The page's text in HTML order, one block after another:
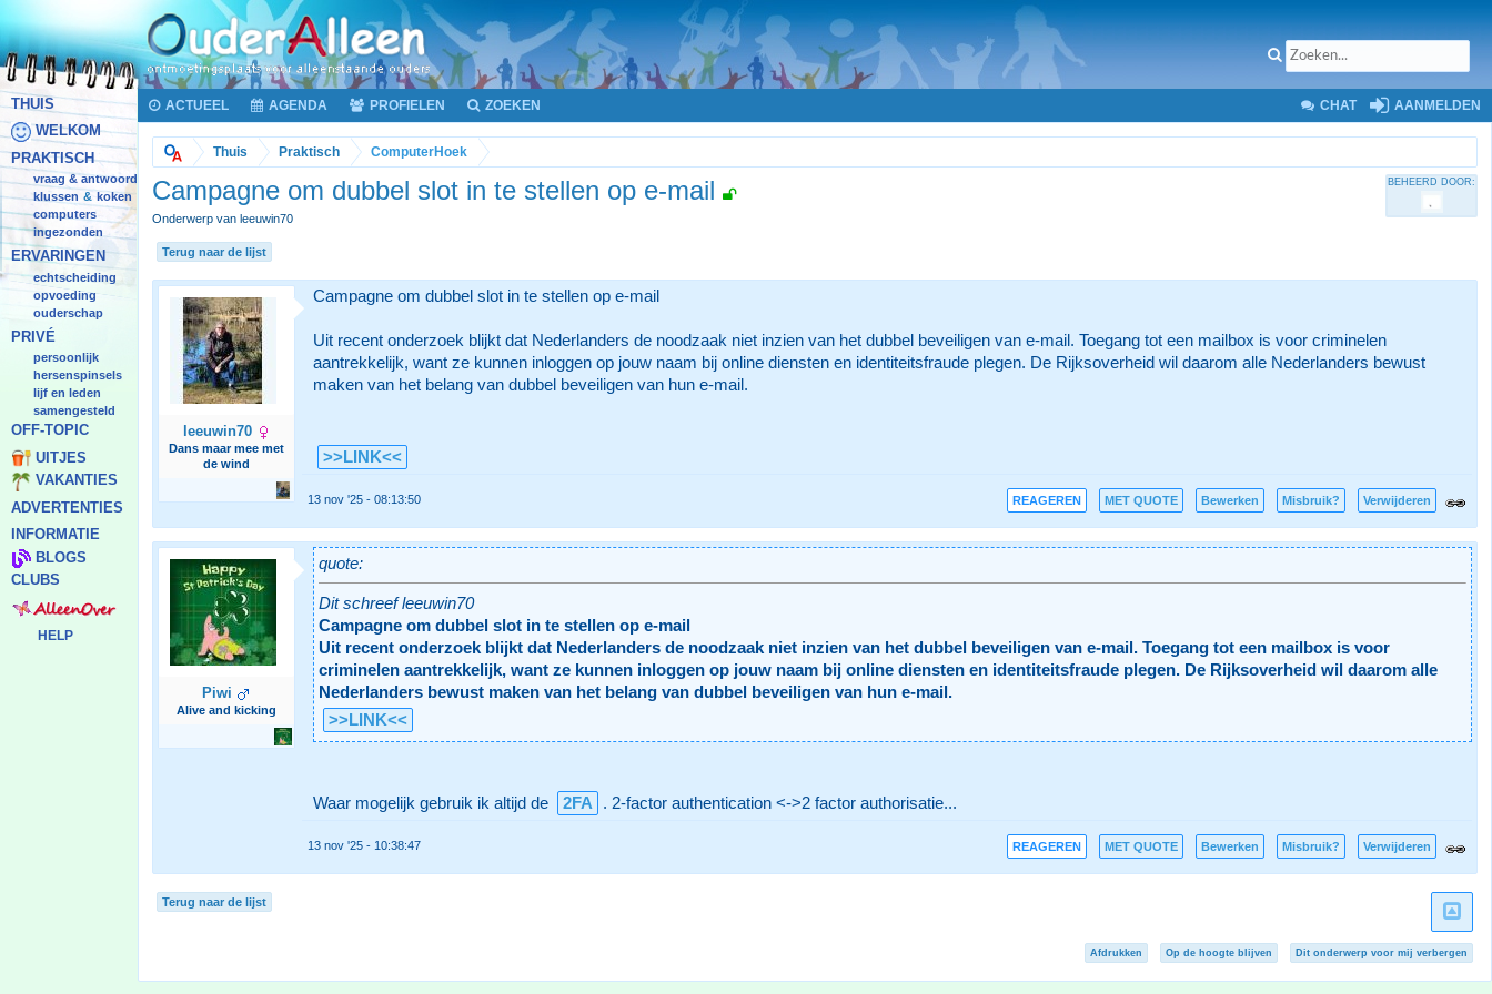
THUIS
WELKOM
PRAKTISCH
vraag & antwoord
klussen & koken
computers
ingezonden
ERVARINGEN
echtscheiding
opvoeding
ouderschap
PRIVÉ
persoonlijk
hersenspinsels
lijf en leden
samengesteld
OFF-TOPIC
UITJES
VAKANTIES
ADVERTENTIES
INFORMATIE
BLOGS
CLUBS
HELP
ACTUEEL AGENDA PROFIELEN ZOEKEN CHAT AANMELDEN
Thuis Praktisch ComputerHoek
Campagne om dubbel slot in te stellen op e-mail
Onderwerp van leeuwin70
BEHEERD DOOR:
Terug naar de lijst
leeuwin70
Dans maar mee met
de wind
Campagne om dubbel slot in te stellen op e-mail
Uit recent onderzoek blijkt dat Nederlanders de noodzaak niet inzien van het dubbel beveiligen van e-mail. Toegang tot een mailbox is voor criminelen
aantrekkelijk, want ze kunnen inloggen op jouw naam bij online diensten en identiteitsfraude plegen. De Rijksoverheid wil daarom alle Nederlanders bewust
maken van het belang van dubbel beveiligen van hun e-mail.
>>LINK<<
13 nov '25 - 08:13:50 REAGEREN MET QUOTE Bewerken Misbruik? Verwijderen
Piwi
Alive and kicking
quote:
Dit schreef leeuwin70
Campagne om dubbel slot in te stellen op e-mail
Uit recent onderzoek blijkt dat Nederlanders de noodzaak niet inzien van het dubbel beveiligen van e-mail. Toegang tot een mailbox is voor
criminelen aantrekkelijk, want ze kunnen inloggen op jouw naam bij online diensten en identiteitsfraude plegen. De Rijksoverheid wil daarom alle
Nederlanders bewust maken van het belang van dubbel beveiligen van hun e-mail.
>>LINK<<
Waar mogelijk gebruik ik altijd de 2FA . 2-factor authentication <->2 factor authorisatie...
13 nov '25 - 10:38:47 REAGEREN MET QUOTE Bewerken Misbruik? Verwijderen
Terug naar de lijst
Afdrukken Op de hoogte blijven Dit onderwerp voor mij verbergen